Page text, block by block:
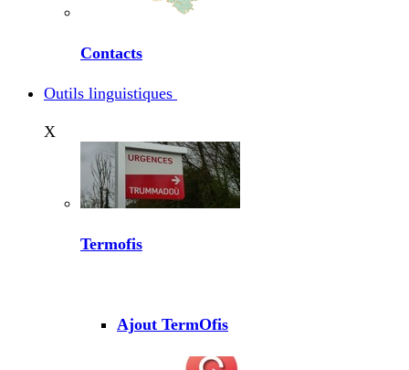
Contacts
Outils linguistiques
X
Termofis
Ajout TermOfis